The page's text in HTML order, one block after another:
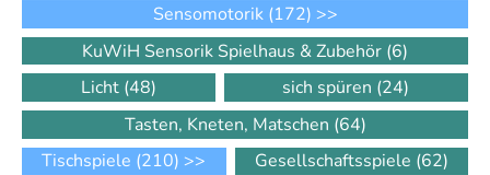
Sensomotorik (172) >>
KuWiH Sensorik Spielhaus & Zubehör (6)
Licht (48) sich spüren (24)
Tasten, Kneten, Matschen (64)
Tischspiele (210) >> Gesellschaftsspiele (62)